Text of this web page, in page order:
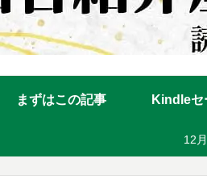
まずはこの記事 Kindleセ
12